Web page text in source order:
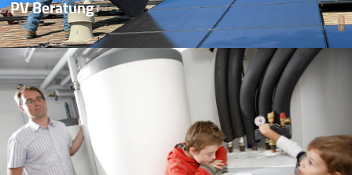
PV Beratung